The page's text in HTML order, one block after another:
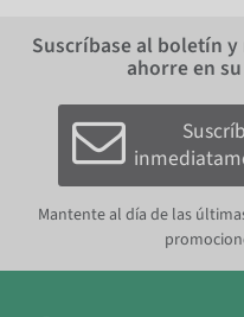
Suscríbase al boletín
ahorre en
Mantente al día de las